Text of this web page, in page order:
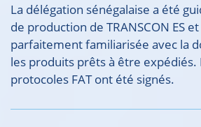
La délégation sénégalaise a été
de production de TRANSCON ES
parfaitement familiarisée avec la
les produits prêts à être expédiés.
protocoles FAT ont été signés.